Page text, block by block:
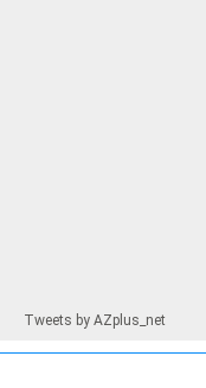
Tweets by AZplus_net